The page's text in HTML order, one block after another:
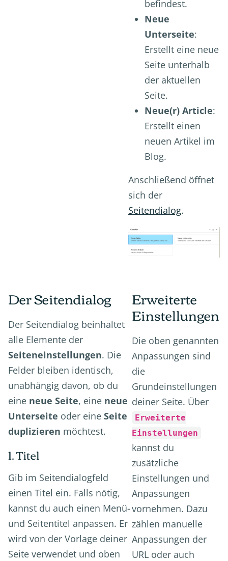
befindest.
Neue
Unterseite:
Erstellt eine neue
Seite unterhalb
der aktuellen
Seite.
Neue(r) Article:
Erstellt einen
neuen Artikel im
Blog.
Anschließend öffnet
sich der
Seitendialog.
Der Seitendialog
Der Seitendialog beinhaltet
alle Elemente der
Seiteneinstellungen. Die
Felder bleiben identisch,
unabhängig davon, ob du
eine neue Seite, eine neue
Unterseite oder eine Seite
duplizieren möchtest.
1. Titel
Gib im Seitendialogfeld
einen Titel ein. Falls nötig,
kannst du auch einen Menü-
und Seitentitel anpassen. Er
wird von der Vorlage deiner
Seite verwendet und oben
Erweiterte
Einstellungen
Die oben genannten
Anpassungen sind
die
Grundeinstellungen
deiner Seite. Über
Erweiterte
Einstellungen
kannst du
zusätzliche
Einstellungen und
Anpassungen
vornehmen. Dazu
zählen manuelle
Anpassungen der
URL oder auch